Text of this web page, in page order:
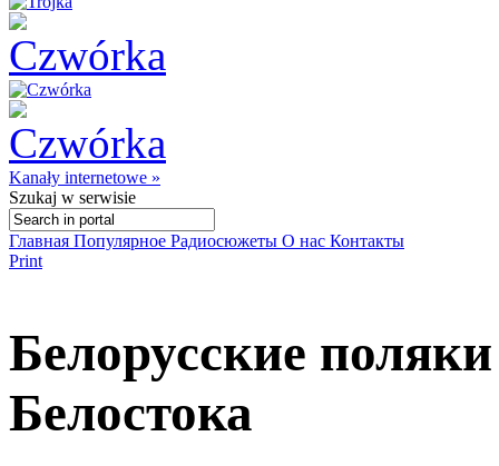
Kanały internetowe »
Szukaj w serwisie
Главная Популярное Радиосюжеты О нас Контакты
Print
Белорусские
Белостока